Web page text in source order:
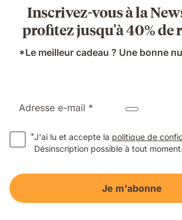
Inscrivez-vous à la
profitez jusqu'à 40% de
*Le meilleur cadeau ? Une bonne
Adresse e-mail *
*J'ai lu et accepte la politique de
Désinscription possible à tout moment.
Je m'abonne